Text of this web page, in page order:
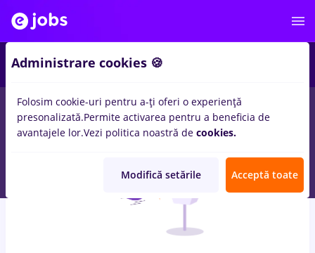
locuri de muncapublicitara in Productie, IT / Telecom
Administrare cookies 🍪
Folosim cookie-uri pentru a-ți oferi o experiență
presonalizată.Permite activarea pentru a beneficia de
avantajele lor.Vezi politica noastră de cookies.
Modifică setările Acceptă toate